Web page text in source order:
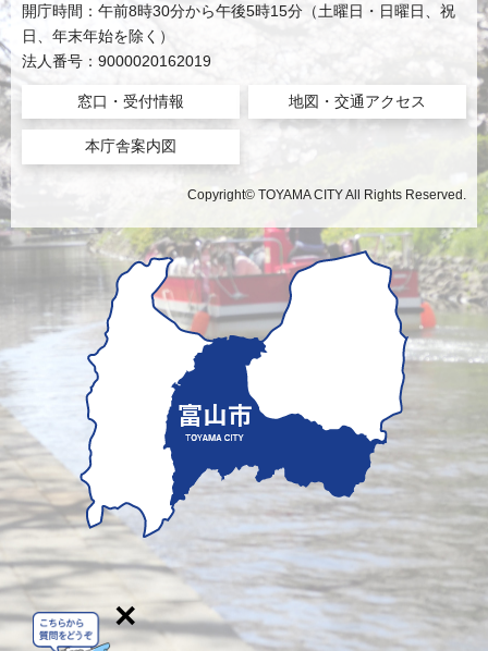
開庁時間：午前8時30分から午後5時15分（土曜日・日曜日、祝
日、年末年始を除く）
法人番号：9000020162019
窓口・受付情報 地図・交通アクセス
本庁舎案内図
Copyright© TOYAMA CITY All Rights Reserved.
×